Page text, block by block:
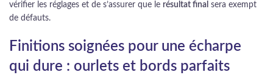
vérifier les réglages et de s’assurer que le résultat final sera exempt
de défauts.
Finitions soignées pour une écharpe
qui dure : ourlets et bords parfaits